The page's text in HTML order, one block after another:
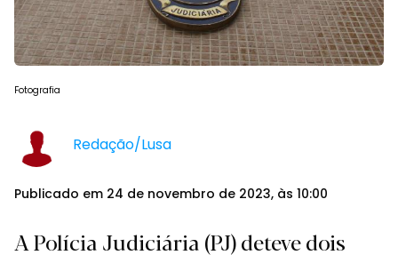
Fotografia
Redação/Lusa
Publicado em 24 de novembro de 2023, às 10:00
A Polícia Judiciária (PJ) deteve dois